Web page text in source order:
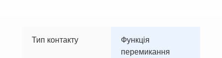
Тип контакту
Функція
перемикання